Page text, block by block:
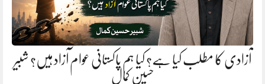
آزادی کا مطلب کیا ہے؟ کیا ہم پاکستانی عوام آزاد ہیں؟ شبیر
حسین کمال